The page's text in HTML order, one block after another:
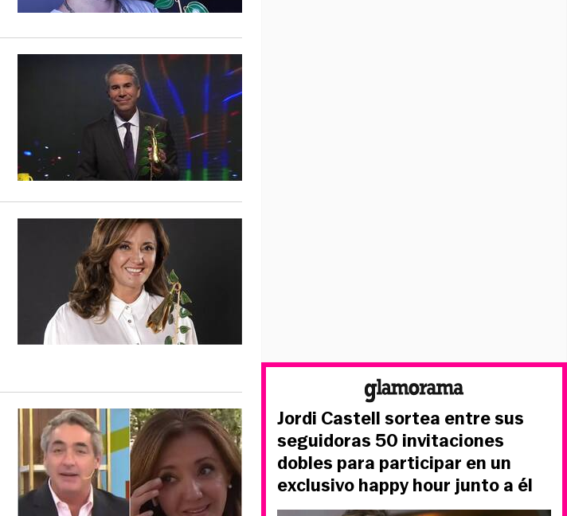
Jordi Castell sortea entre sus
seguidoras 50 invitaciones
dobles para participar en un
exclusivo happy hour junto a él